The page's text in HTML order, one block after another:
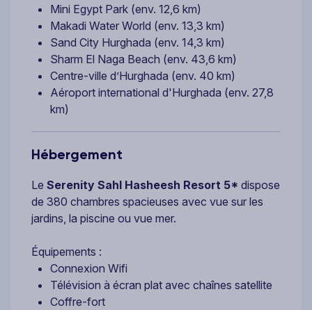
Mini Egypt Park (env. 12,6 km)
Makadi Water World (env. 13,3 km)
Sand City Hurghada (env. 14,3 km)
Sharm El Naga Beach (env. 43,6 km)
Centre-ville d’Hurghada (env. 40 km)
Aéroport international d'Hurghada (env. 27,8
km)
Hébergement
Le Serenity Sahl Hasheesh Resort 5* dispose
de 380 chambres spacieuses avec vue sur les
jardins, la piscine ou vue mer.
Équipements :
Connexion Wifi
Télévision à écran plat avec chaînes satellite
Coffre-fort